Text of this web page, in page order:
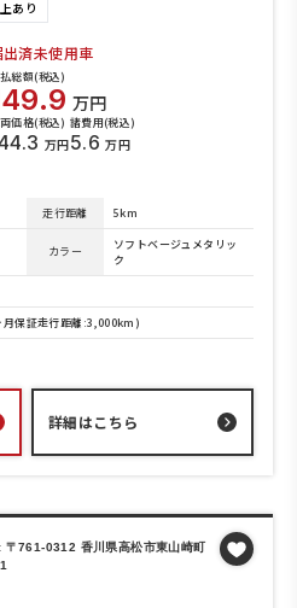
あり
出済未使用車
総額(税込)
万円
価格(税込)
万円
諸費用(税込)
5.6 万円
走行距離 5km
カラー
ソフトベージュメタリッ
ク
月保証走行距離:3,000km)
詳細はこちら
〒761-0312 香川県高松市東山崎町